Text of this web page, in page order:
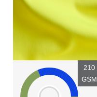
210
GSM